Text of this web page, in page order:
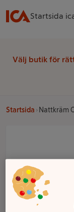
Startsida
Välj butik för
Startsida Nattkräm